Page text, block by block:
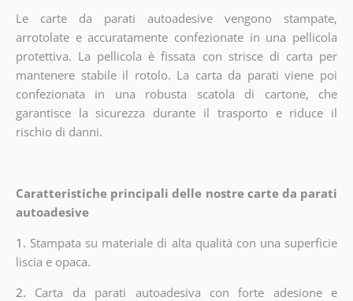
Le carte da parati autoadesive vengono stampate,
arrotolate e accuratamente confezionate in una pellicola
protettiva. La pellicola è fissata con strisce di carta per
mantenere stabile il rotolo. La carta da parati viene poi
confezionata in una robusta scatola di cartone, che
garantisce la sicurezza durante il trasporto e riduce il
rischio di danni.
Caratteristiche principali delle nostre carte da parati
autoadesive
1. Stampata su materiale di alta qualità con una superficie
liscia e opaca.
2. Carta da parati autoadesiva con forte adesione e